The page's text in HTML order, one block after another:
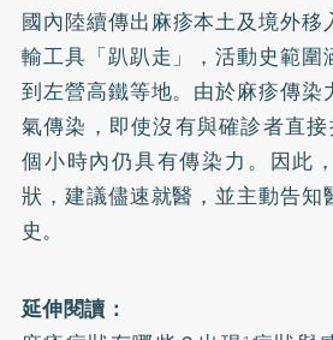
國內陸續傳出麻疹本土及境外移
輸工具「趴趴走」，活動史範圍
到左營高鐵等地。由於麻疹傳染
氣傳染，即使沒有與確診者直
個小時內仍具有傳染力。因此
狀，建議儘速就醫，並主動告知
史。
延伸閱讀：